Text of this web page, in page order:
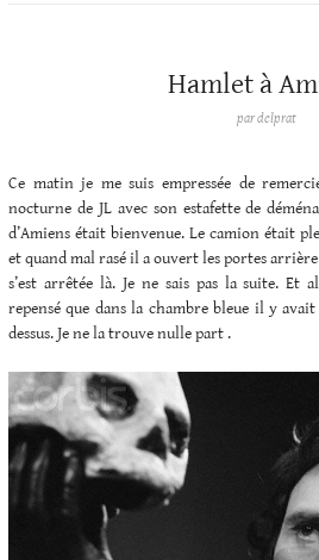
Hamlet à
pardelprat
Ce matin je me suis empressée de
nocturne de JL avec son estafette de
d’Amiens était bienvenue. Le camion était
et quand mal rasé il a ouvert les portes
s’est arrêtée là. Je ne sais pas la suite. Et
repensé que dans la chambre bleue il y
dessus. Je ne la trouve nulle part .